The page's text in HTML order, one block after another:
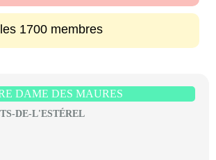
1700 membres
DAME DES MAURES
DE-L'ESTÉREL